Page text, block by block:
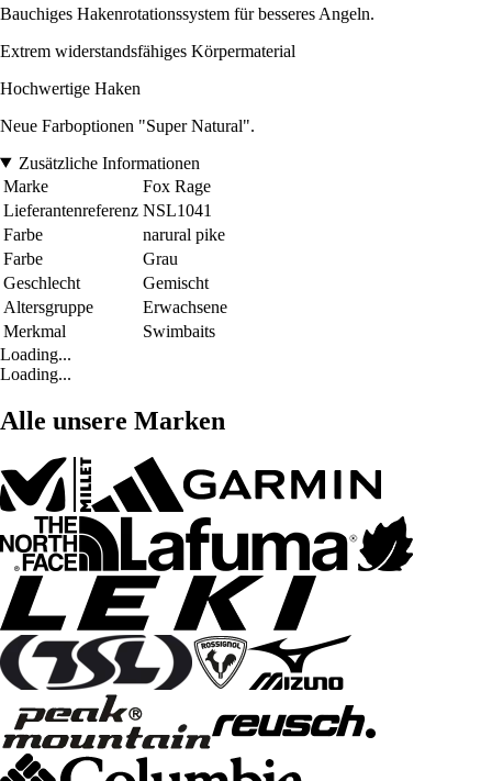
Bauchiges Hakenrotationssystem für besseres Angeln.
Extrem widerstandsfähiges Körpermaterial
Hochwertige Haken
Neue Farboptionen "Super Natural".
Zusätzliche Informationen
Marke
Fox Rage
Lieferantenreferenz NSL1041
Farbe
narural pike
Farbe
Grau
Geschlecht
Gemischt
Altersgruppe
Erwachsene
Merkmal
Swimbaits
Loading...
Loading...
Alle unsere Marken